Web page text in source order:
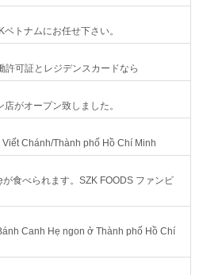
トナムにお任せ下さい。
許可証とレジデンスカードなら
がオープン致しました。
Chánh/Thành phố Hồ Chí Minh
食べられます。SZK FOODS ファンビ
Canh Hẹ ngon ở Thành phố Hồ Chí